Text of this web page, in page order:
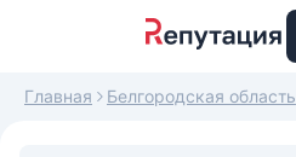
Главная Белгородская область